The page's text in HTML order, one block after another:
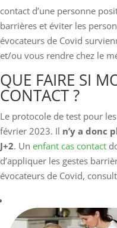
contact d’une personne
barrières et éviter les
évocateurs de Covid
et/ou vous rendre chez le
QUE FAIRE SI
CONTACT ?
Le protocole de test pour
février 2023. Il n’y a donc
J+2. Un enfant cas contact
d’appliquer les gestes
évocateurs de Covid,